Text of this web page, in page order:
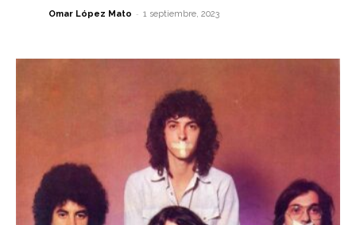
Omar López Mato - 1 septiembre, 2023